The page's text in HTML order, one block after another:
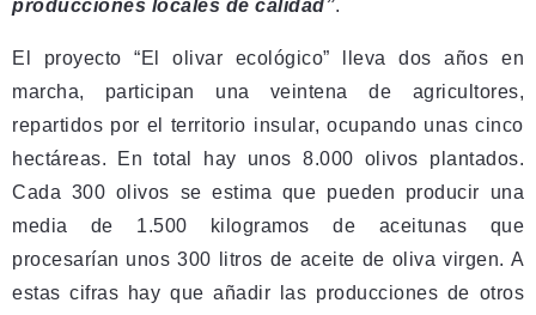
producciones locales de calidad”.
El proyecto “El olivar ecológico” lleva dos años en
marcha, participan una veintena de agricultores,
repartidos por el territorio insular, ocupando unas cinco
hectáreas. En total hay unos 8.000 olivos plantados.
Cada 300 olivos se estima que pueden producir una
media de 1.500 kilogramos de aceitunas que
procesarían unos 300 litros de aceite de oliva virgen. A
estas cifras hay que añadir las producciones de otros